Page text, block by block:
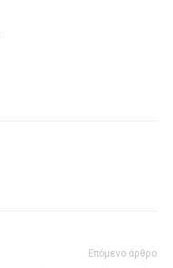
Επόμενο άρθρο